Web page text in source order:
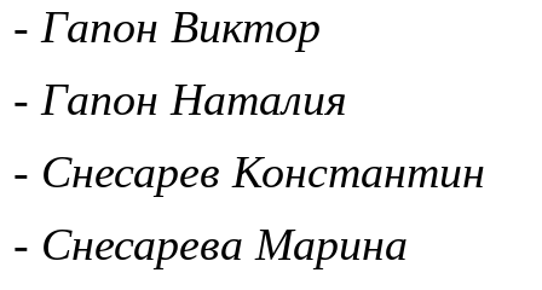
- Гапон Виктор
- Гапон Наталия
- Снесарев Константин
- Снесарева Марина